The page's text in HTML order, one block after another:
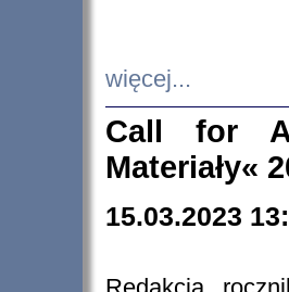
więcej...
Call for
Materiały«
15.03.2023